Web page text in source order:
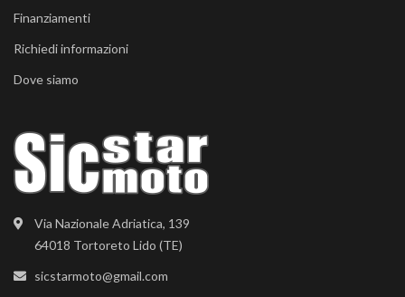
Via Nazionale Adriatica, 139
64018 Tortoreto Lido (TE)
sicstarmoto@gmail.com
Finanziamenti
Richiedi informazioni
Dove siamo